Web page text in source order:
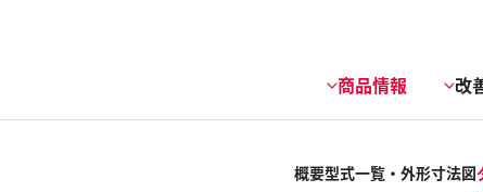
商品情報 改
概要型式一覧・外形寸法図